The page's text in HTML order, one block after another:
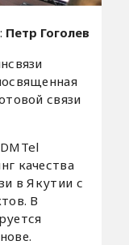
Петр Гоголев
связи
качества
в Якутии с
В